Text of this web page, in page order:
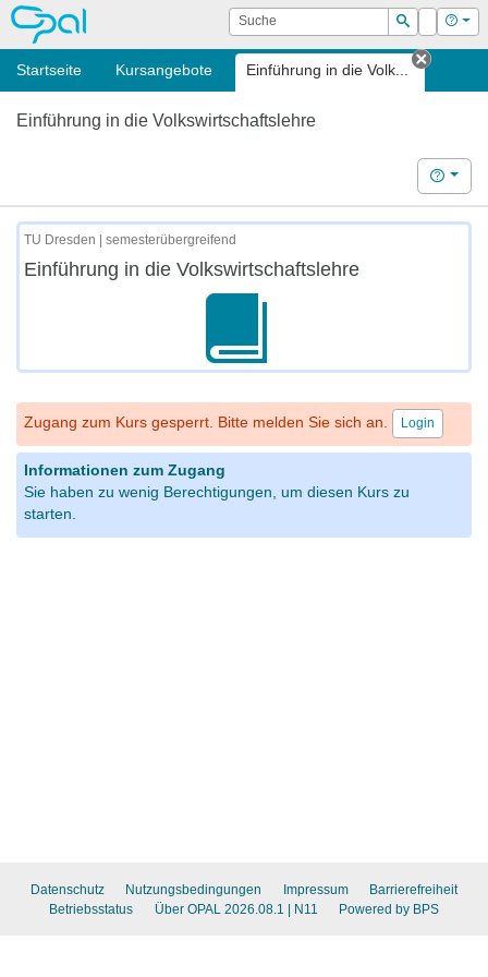
OPAL Suche
Suchen
Login Hilfe
Startseite Kursangebote Einführung in die Volk...
Tab
Einführung in die Volkswirtschaftslehre
Hilfe
TU Dresden | semesterübergreifend
Einführung in die Volkswirtschaftslehre
Zugang zum Kurs gesperrt. Bitte melden Sie sich an. Login
Informationen zum Zugang
Sie haben zu wenig Berechtigungen, um diesen Kurs zu
starten.
Datenschutz Nutzungsbedingungen Impressum
Barrierefreiheit
Betriebsstatus
Über OPAL 2026.08.1 | N11 Powered by BPS